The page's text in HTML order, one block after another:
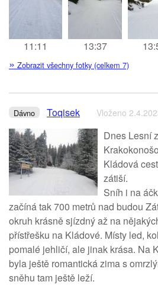
11:11 13:37
» Zobrazit všechny fotky (celkem 7)
Dávno Toqisek Vloženo
Dnes Lesní
Kládová
zátiší.
Sníh i na
začíná tak 700 metrů nad budou
okruh krásně sjízdný až na
přístřešku na Kládové. Místy led,
pomalé jehličí, ale jinak krása. Na
byla ještě romantická zima s
sněhu tam ještě leží.